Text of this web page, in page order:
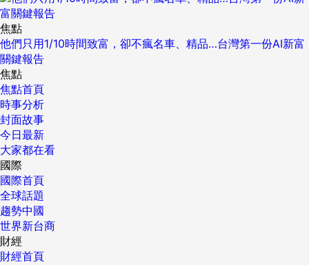
焦點
他們只用1/10時間致富，卻不瘋名車、精品…台灣第一份AI新富
關鍵報告
焦點
焦點首頁
時事分析
封面故事
今日最新
大家都在看
國際
國際首頁
全球話題
趨勢中國
世界新台商
財經
財經首頁